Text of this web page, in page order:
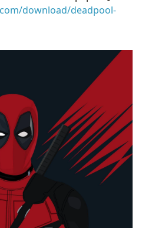
download/deadpool-